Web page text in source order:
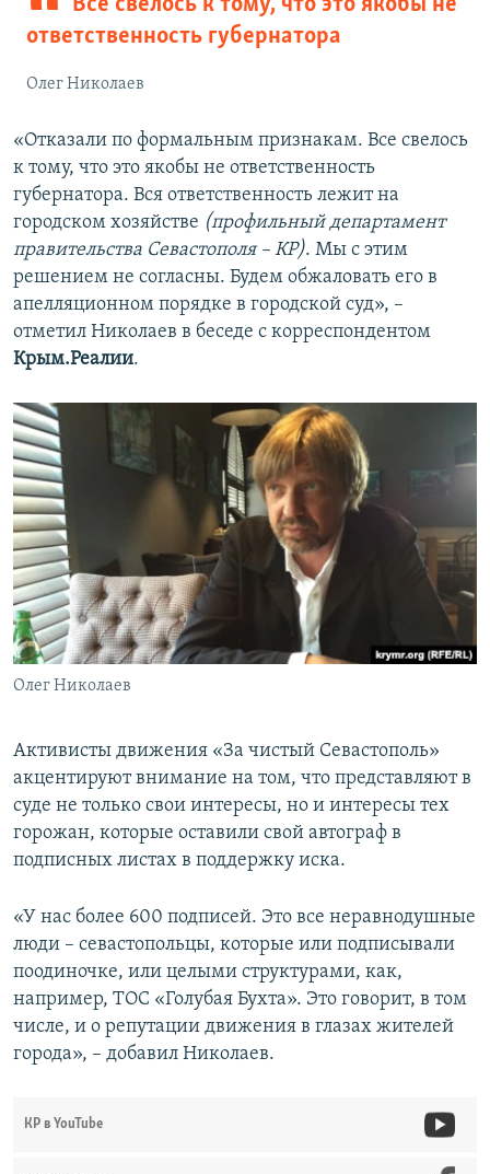
ответственность губернатора
Олег Николаев
«Отказали по формальным признакам. Все свелось
к тому, что это якобы не ответственность
губернатора. Вся ответственность лежит на
городском хозяйстве (профильный департамент
правительства Севастополя – КР). Мы с этим
решением не согласны. Будем обжаловать его в
апелляционном порядке в городской суд», –
отметил Николаев в беседе с корреспондентом
Крым.Реалии.
Олег Николаев
Активисты движения «За чистый Севастополь»
акцентируют внимание на том, что представляют в
суде не только свои интересы, но и интересы тех
горожан, которые оставили свой автограф в
подписных листах в поддержку иска.
«У нас более 600 подписей. Это все неравнодушные
люди – севастопольцы, которые или подписывали
поодиночке, или целыми структурами, как,
например, ТОС «Голубая Бухта». Это говорит, в том
числе, и о репутации движения в глазах жителей
города», – добавил Николаев.
КР в YouTube